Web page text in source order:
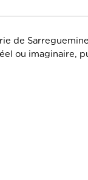
de
ou imaginaire,